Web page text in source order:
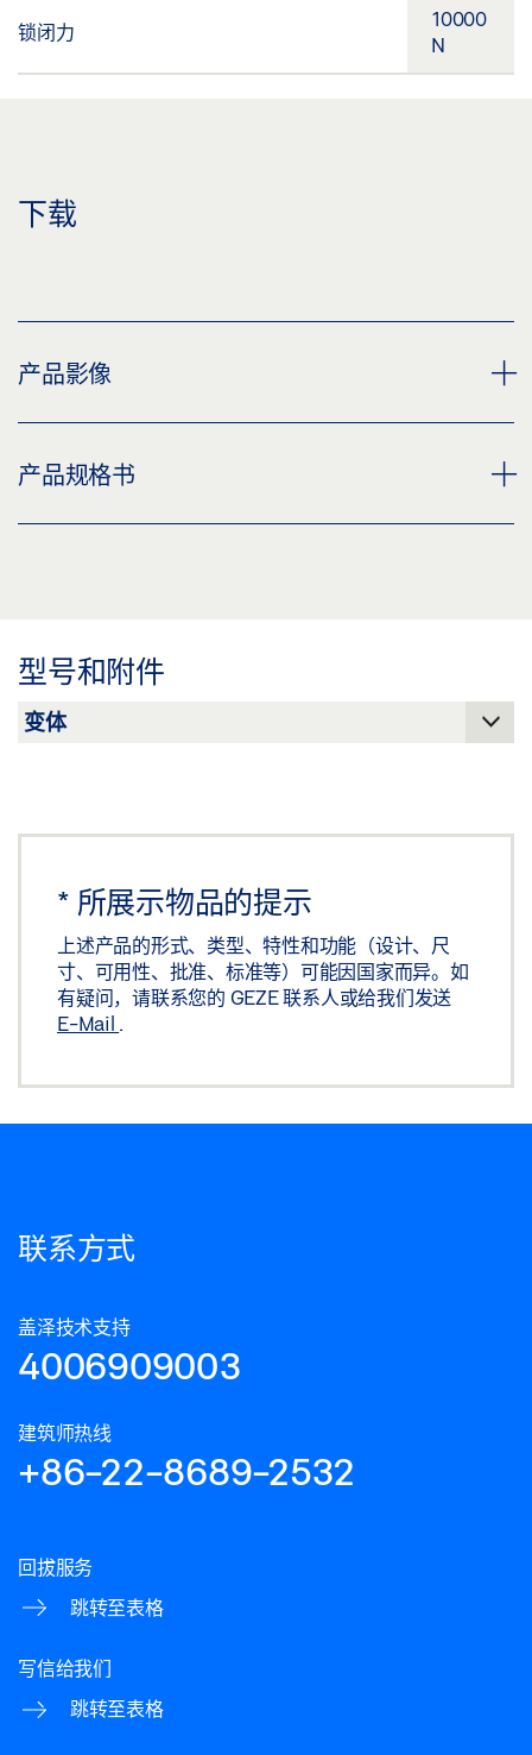
锁闭力
10000
N
下载
产品影像
IQ LOCK M
IQ LOCK M 7255
下载 (PNG)
下载 (JPG)
标签义务: © GEZE GmbH
产品规格书
型号和附件
* 所展示物品的提示
上述产品的形式、类型、特性和功能（设计、尺
寸、可用性、批准、标准等）可能因国家而异。如
有疑问，请联系您的 GEZE 联系人或给我们发送
E-Mail
联系方式
盖泽技术支持
4006909003
建筑师热线
+86-22-8689-2532
回拔服务
跳转至表格
写信给我们
跳转至表格